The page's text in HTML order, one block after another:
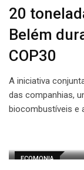
20
Belém
COP30
A iniciativa
das companhias,
biocombustíveis e
ECOMONIA